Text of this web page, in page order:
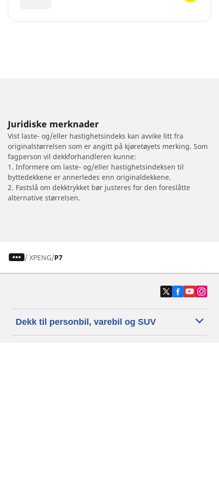
Juridiske merknader
Vist laste- og/eller hastighetsindeks kan avvike litt fra
originalstørrelsen som er angitt på kjøretøyets merking. Som
fagperson vil dekkforhandleren kunne:
1. Informere om laste- og/eller hastighetsindeksen til
byttedekkene er annerledes enn originaldekkene.
2. Fastslå om dekktrykket bør justeres for den foreslåtte
alternative størrelsen.
/ XPENG P7
Dekk til personbil, varebil og SUV